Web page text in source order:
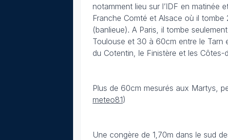
notamment lieu sur l’IDF en matinée
Franche Comté et Alsace où il
(banlieue). A Paris, il tombe
Toulouse et 30 à 60cm entre le Tarn
du Cotentin, le Finistère et les Côtes-
Plus de 60cm mesurés aux Martys,
meteo81)
Une congère de 1,70m dans le sud